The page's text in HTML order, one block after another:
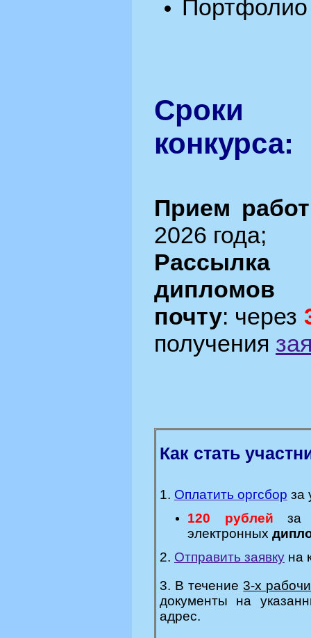
Портфолио
Сроки
конкурса:
Прием
2026 года;
Рассылка
дипломов
почту: через
получения
Как стать
1. Оплатить оргсбор за
120 рублей за
электронных
2. Отправить заявку на
3. В течение3-х
документы на
адрес.